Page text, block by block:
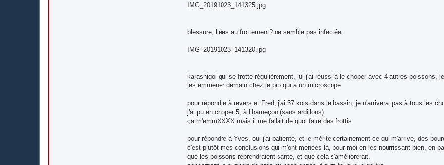
IMG_20191023_141325.jpg
blessure, liées au frottement? ne semble pas infectée
IMG_20191023_141320.jpg
karashigoi qui se frotte régulièrement, lui j'ai réussi à le choper avec 4 autres poissons,
les emmener demain chez le pro qui a un microscope
pour répondre à revers et Fred, j'ai 37 kois dans le bassin, je n'arriverai pas à tous les
j'ai pu en choper 5, à l’hameçon (sans ardillons)
ça m'emmXXXX mais il me fallait de quoi faire des frottis
pour répondre à Yves, oui j'ai patienté, et je mérite certainement ce qui m'arrive, des
c'est plutôt mes conclusions qui m'ont menées là, pour moi en les nourrissant bien, en
que les poissons reprendraient santé, et que cela s'améliorerait.